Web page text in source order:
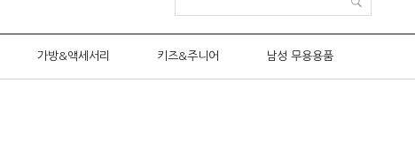
가방&액세서리 키즈&주니어 남성 무용용품